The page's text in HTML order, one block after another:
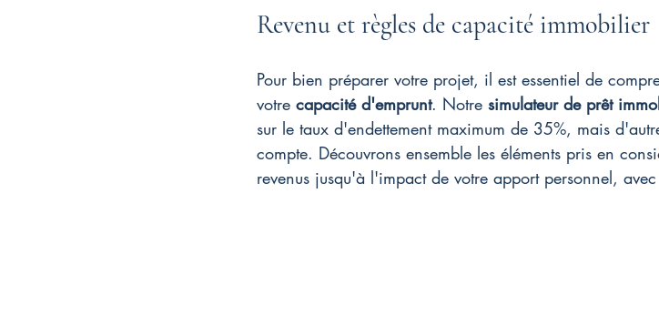
Revenu et règles de capacité immobilier
Pour bien préparer votre projet, il est essentiel de
votre capacité d'emprunt. Notre simulateur de prêt
sur le taux d'endettement maximum de 35%, mais
compte. Découvrons ensemble les éléments pris en
revenus jusqu'à l'impact de votre apport personnel,